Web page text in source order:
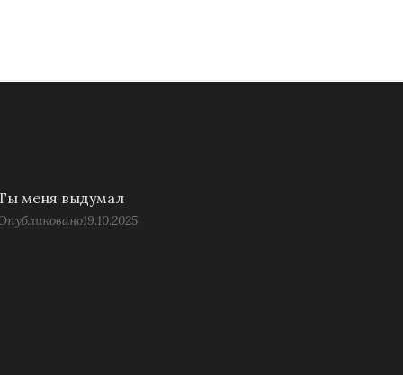
меня выдумал
19.10.2025